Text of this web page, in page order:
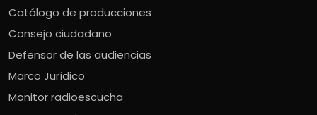
Catálogo de producciones
Consejo ciudadano
Defensor de las audiencias
Marco Jurídico
Monitor radioescucha